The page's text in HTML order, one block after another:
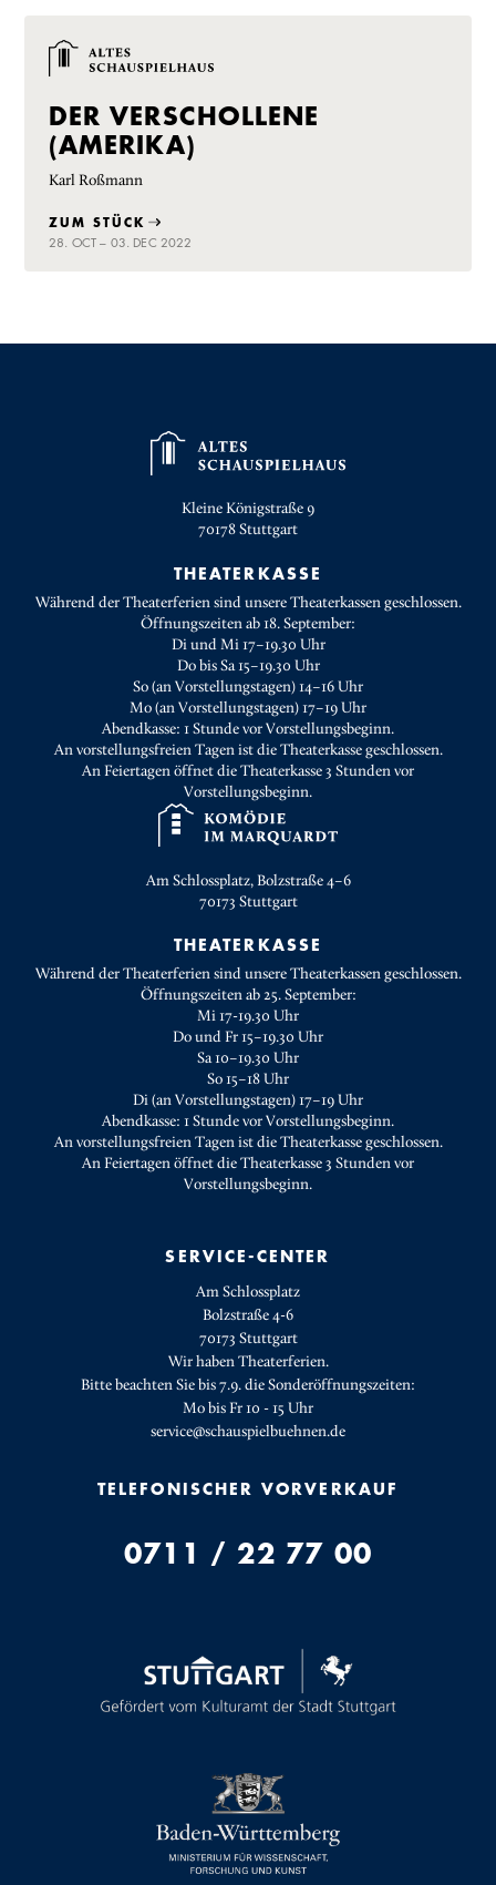
DER VERSCHOLLENE
(AMERIKA)
Karl Roßmann
ZUM STÜCK
28. OCT – 03. DEC 2022
Kleine Königstraße 9
70178Stuttgart
THEATERKASSE
Während der Theaterferien sind unsere Theaterkassen geschlossen.
Öffnungszeiten ab 18. September:
Di und Mi 17–19.30 Uhr
Do bis Sa 15–19.30 Uhr
So (an Vorstellungstagen) 14–16 Uhr
Mo (an Vorstellungstagen) 17–19 Uhr
Abendkasse: 1 Stunde vor Vorstellungsbeginn.
An vorstellungsfreien Tagen ist die Theaterkasse geschlossen.
An Feiertagen öffnet die Theaterkasse 3 Stunden vor
Vorstellungsbeginn.
Am Schlossplatz, Bolzstraße 4–6
70173 Stuttgart
THEATERKASSE
Während der Theaterferien sind unsere Theaterkassen geschlossen.
Öffnungszeiten ab 25. September:
Mi 17-19.30 Uhr
Do und Fr 15–19.30 Uhr
Sa 10–19.30 Uhr
So 15–18 Uhr
Di (an Vorstellungstagen) 17–19 Uhr
Abendkasse: 1 Stunde vor Vorstellungsbeginn.
An vorstellungsfreien Tagen ist die Theaterkasse geschlossen.
An Feiertagen öffnet die Theaterkasse 3 Stunden vor
Vorstellungsbeginn.
SERVICE-CENTER
Am Schlossplatz
Bolzstraße 4-6
70173 Stuttgart
Wir haben Theaterferien.
Bitte beachten Sie bis 7.9. die Sonderöffnungszeiten:
Mo bis Fr 10 - 15 Uhr
service@schauspielbuehnen.de
TELEFONISCHER VORVERKAUF
0711 / 22 77 00